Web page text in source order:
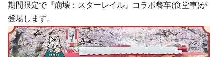
期間限定で『崩壊：スターレイル』コラボ餐车(食堂車)が
登場します。